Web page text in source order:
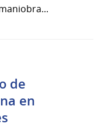
de
en